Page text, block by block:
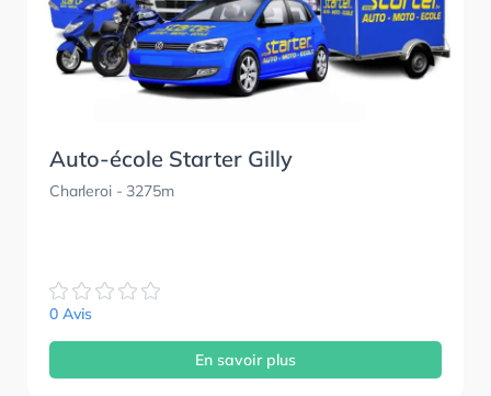
Auto-école Starter Gilly
Charleroi- 3275m
0 Avis
En savoir plus